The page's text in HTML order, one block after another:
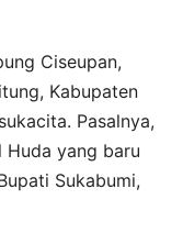
Ciseupan,
Kabupaten
Pasalnya,
Huda yang baru
Sukabumi,